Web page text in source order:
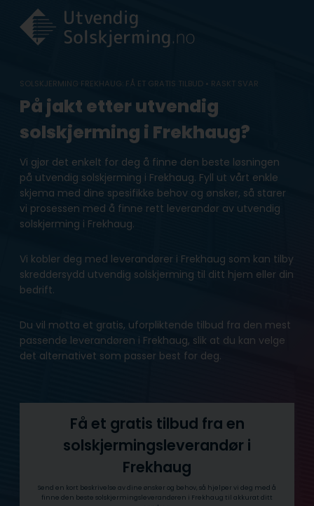
content
SOLSKJERMING FREKHAUG: FÅ ET GRATIS TILBUD • RASKT SVAR
På jakt etter utvendig
solskjerming i Frekhaug?
Vi gjør det enkelt for deg å finne den beste løsningen
på utvendig solskjerming i Frekhaug. Fyll ut vårt enkle
skjema med dine spesifikke behov og ønsker, så starer
vi prosessen med å finne rett leverandør av utvendig
solskjerming i Frekhaug.
Vi kobler deg med leverandører i Frekhaug som kan tilby
skreddersydd utvendig solskjerming til ditt hjem eller din
bedrift.
Du vil motta et gratis, uforpliktende tilbud fra den mest
passende leverandøren i Frekhaug, slik at du kan velge
det alternativet som passer best for deg.
Få et gratis tilbud fra en
solskjermingsleverandør i
Frekhaug
Send en kort beskrivelse av dine ønsker og behov, så hjelper vi deg med å
finne den beste solskjermingsleverandøren i Frekhaug til akkurat ditt